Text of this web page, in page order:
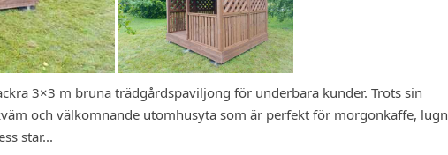
3×3 m bruna trädgårdspaviljong för underbara kunder. Trots sin
och välkomnande utomhusyta som är perfekt för morgonkaffe, lugn
star...